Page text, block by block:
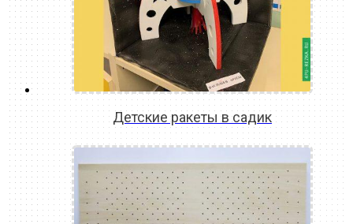
Детские ракеты в садик
READ MORE